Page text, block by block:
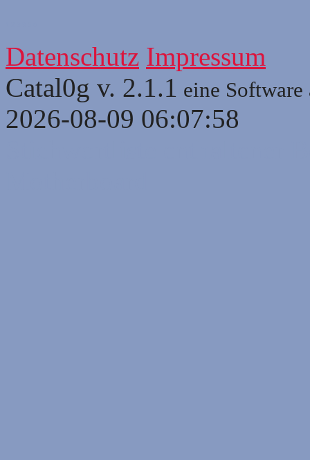
Datenschutz Impressum
Catal0g v. 2.1.1 eine Software
2026-08-09 06:07:58